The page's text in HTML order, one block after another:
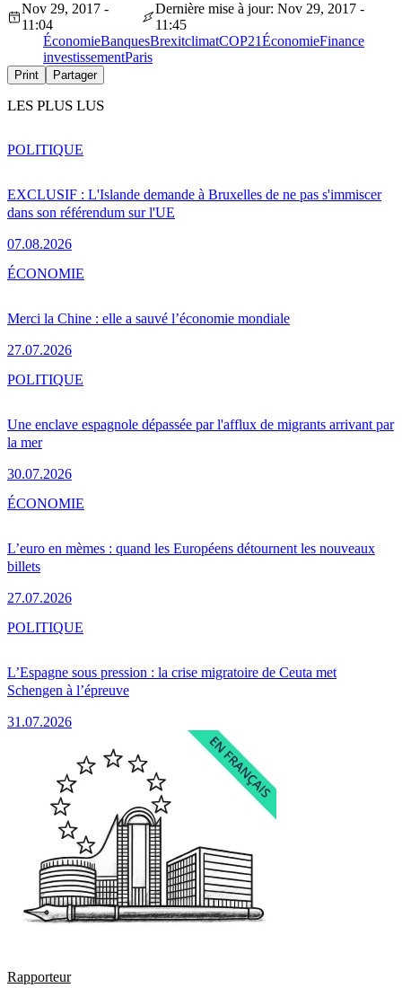
Nov 29, 2017 -
11:04
Dernière mise à jour: Nov 29, 2017 -
11:45
ÉconomieBanquesBrexitclimatCOP21ÉconomieFinance
investissementParis
Print Partager
LES PLUS LUS
EXCLUSIF : L'Islande demande à Bruxelles de ne pas s'immiscer
dans son référendum sur l'UE
07.08.2026
POLITIQUE
Merci la Chine : elle a sauvé l’économie mondiale
27.07.2026
ÉCONOMIE
Une enclave espagnole dépassée par l'afflux de migrants arrivant par
la mer
30.07.2026
POLITIQUE
L’euro en mèmes : quand les Européens détournent les nouveaux
billets
27.07.2026
ÉCONOMIE
L’Espagne sous pression : la crise migratoire de Ceuta met
Schengen à l’épreuve
31.07.2026
POLITIQUE
Rapporteur